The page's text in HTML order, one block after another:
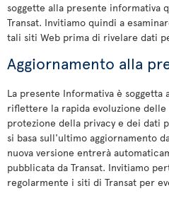
soggette alla presente informativa
Transat. Invitiamo quindi a
tali siti Web prima di rivelare dati
Aggiornamento alla
La presente Informativa è
riflettere la rapida evoluzione
protezione della privacy e dei dati
si basa sull'ultimo aggiornamento
nuova versione entrerà
pubblicata da Transat. Invitiamo
regolarmente i siti di Transat per